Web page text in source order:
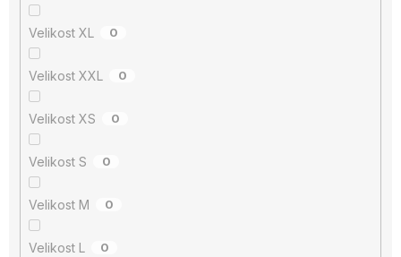
Velikost XL 0
Velikost XXL 0
Velikost XS 0
Velikost S 0
Velikost M 0
Velikost L 0